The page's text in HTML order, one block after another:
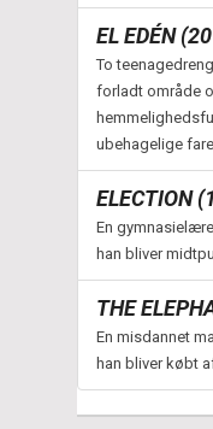
EL EDÉN
To
forladt område
ubehagelige
ELECTION
En
han bliver
THE
En misdannet
han bliver købt